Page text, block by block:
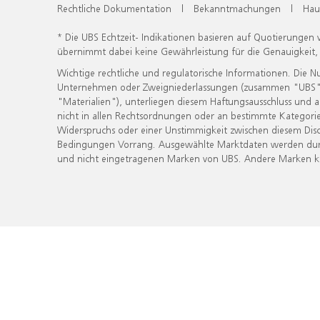
Rechtliche Dokumentation | Bekanntmachungen |
* Die UBS Echtzeit- Indikationen basieren auf
übernimmt dabei keine Gewährleistung für die
Wichtige rechtliche und regulatorische Informationen. Die
Unternehmen oder Zweigniederlassungen (zusammen
"Materialien"), unterliegen diesem Haftungsausschluss
nicht in allen Rechtsordnungen oder an bestimmte
Widerspruchs oder einer Unstimmigkeit zwischen diesem
Bedingungen Vorrang. Ausgewählte Marktdaten werden
und nicht eingetragenen Marken von UBS. Andere Marken